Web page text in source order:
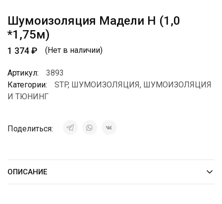
Шумоизоляция Мадели Н (1,0
*1,75м)
1 374₽ (Нет в наличии)
Артикул:
3893
Категории:
STP, ШУМОИЗОЛЯЦИЯ, ШУМОИЗОЛЯЦИЯ
И ТЮНИНГ
Поделиться:
ОПИСАНИЕ